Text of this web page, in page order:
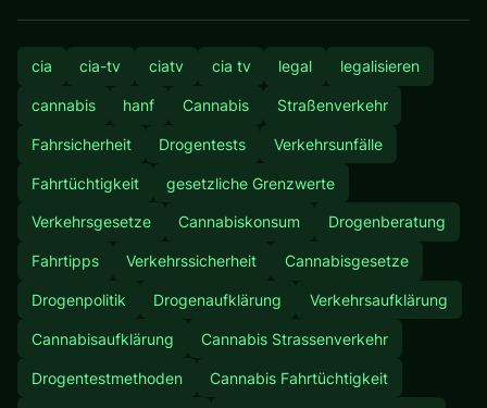
cia cia-tv ciatv cia tv legal legalisieren
cannabis hanf Cannabis Straßenverkehr
Fahrsicherheit Drogentests Verkehrsunfälle
Fahrtüchtigkeit gesetzliche Grenzwerte
Verkehrsgesetze Cannabiskonsum Drogenberatung
Fahrtipps Verkehrssicherheit Cannabisgesetze
Drogenpolitik Drogenaufklärung Verkehrsaufklärung
Cannabisaufklärung Cannabis Strassenverkehr
Drogentestmethoden Cannabis Fahrtüchtigkeit